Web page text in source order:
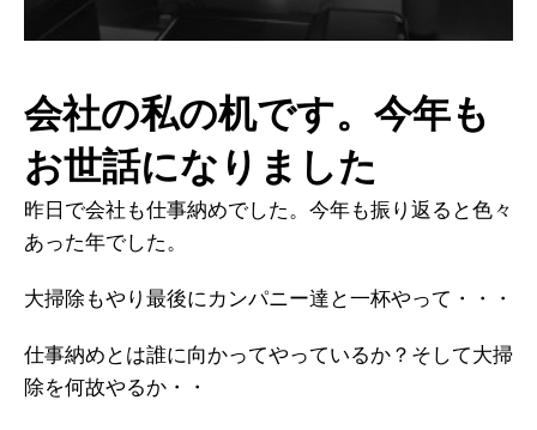
会社の私の机です。今年も
お世話になりました
昨日で会社も仕事納めでした。今年も振り返ると色々
あった年でした。
大掃除もやり最後にカンパニー達と一杯やって・・・
仕事納めとは誰に向かってやっているか？そして大掃
除を何故やるか・・